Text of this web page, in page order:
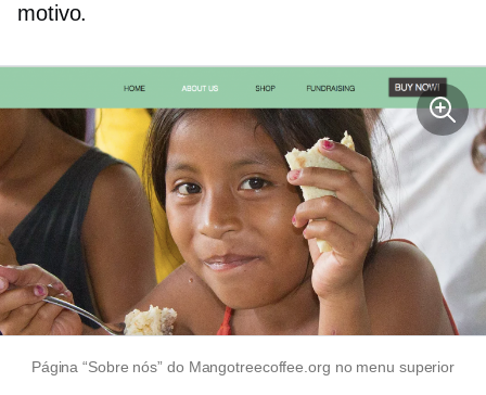
motivo.
Página “Sobre nós” do Mangotreecoffee.org no menu superior